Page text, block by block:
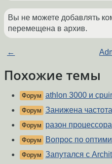
Вы не можете добавлять
перемещена в архив.
←
Похожие темы
Форум athlon 3000 и
Форум Занижена
Форум разон
Форум Вопрос по
Форум Запутался с